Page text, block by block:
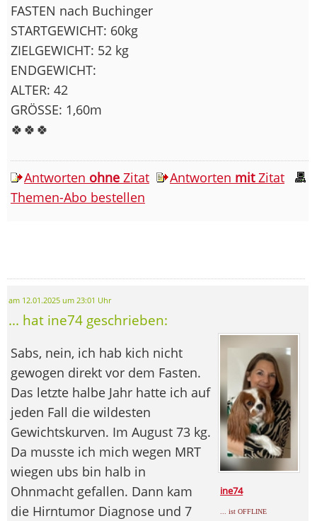
FASTEN nach Buchinger
STARTGEWICHT: 60kg
ZIELGEWICHT: 52 kg
ENDGEWICHT:
ALTER: 42
GRÖSSE: 1,60m
🍀🍀🍀
Antworten ohne Zitat Antworten mitZitat
Themen-Abo bestellen
am 12.01.2025 um 23:01 Uhr
... hat ine74 geschrieben:
ine74
... ist OFFLINE
Sabs, nein, ich hab kich nicht
gewogen direkt vor dem Fasten.
Das letzte halbe Jahr hatte ich auf
jeden Fall die wildesten
Gewichtskurven. Im August 73 kg.
Da musste ich mich wegen MRT
wiegen ubs bin halb in
Ohnmacht gefallen. Dann kam
die Hirntumor Diagnose und 7